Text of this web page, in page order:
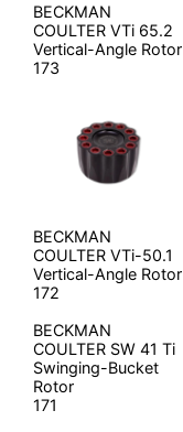
BECKMAN
COULTER VTi 65.2
Vertical-Angle Rotor
173
BECKMAN
COULTER VTi-50.1
Vertical-Angle Rotor
172
BECKMAN
COULTER SW 41 Ti
Swinging-Bucket
Rotor
171